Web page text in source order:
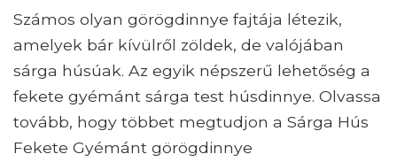
Számos olyan görögdinnye fajtája létezik,
amelyek bár kívülről zöldek, de valójában
sárga húsúak. Az egyik népszerű lehetőség a
fekete gyémánt sárga test húsdinnye. Olvassa
tovább, hogy többet megtudjon a Sárga Hús
Fekete Gyémánt görögdinnye